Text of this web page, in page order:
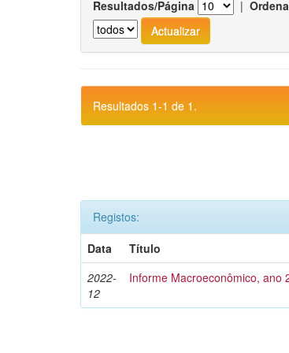
Resultados/Página |
Resultados 1-1 de 1.
Registos:
Data
Título
2022-
12
Informe Macroeconômico, ano